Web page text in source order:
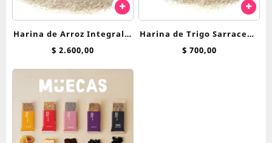
Harina de Arroz Integral 1
Kg
$ 2.600,00
Harina de Trigo Sarraceno
x 100 grs
$ 700,00